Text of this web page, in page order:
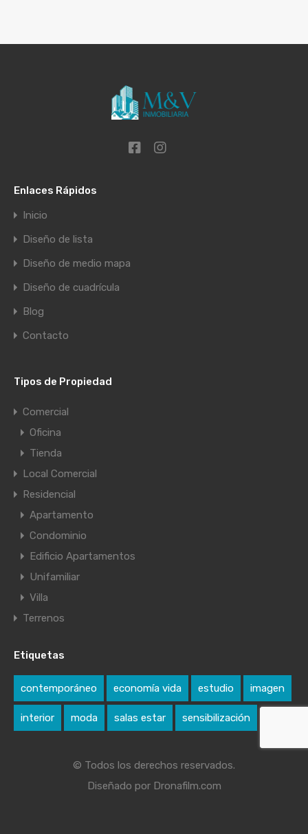
Enlaces Rápidos
Inicio
Diseño de lista
Diseño de medio mapa
Diseño de cuadrícula
Blog
Contacto
Tipos de Propiedad
Comercial
Oficina
Tienda
Local Comercial
Residencial
Apartamento
Condominio
Edificio Apartamentos
Unifamiliar
Villa
Terrenos
Etiquetas
contemporáneo economía vida estudio imagen
interior moda salas estar sensibilización
© Todos los derechos reservados.
Diseñado por Dronafilm.com